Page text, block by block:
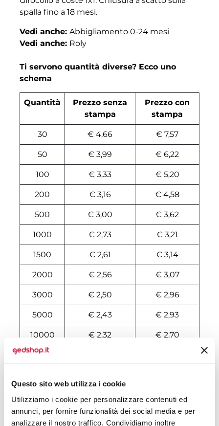
Questo sito web utilizza i cookie
Utilizziamo i cookie per personalizzare contenuti ed
annunci, per fornire funzionalità dei social media e per
analizzare il nostro traffico. Condividiamo inoltre
spalla fino a 18 mesi.
Vedi anche: Abbigliamento 0-24 mesi
Vedi anche: Roly
Ti servono quantità diverse? Ecco uno
schema
Quantità
Prezzo senza
stampa
Prezzo con
stampa
30 € 4,66 € 7,57
50 € 3,99 € 6,22
100 € 3,33 € 5,20
200 € 3,16 € 4,58
500 € 3,00 € 3,62
1000 € 2,73 € 3,21
1500 € 2,61 € 3,14
2000 € 2,56 € 3,07
3000 € 2,50 € 2,96
5000 € 2,43 € 2,93
10000 € 2,32 € 2,70
Area di personalizzazione
Domande e risposte